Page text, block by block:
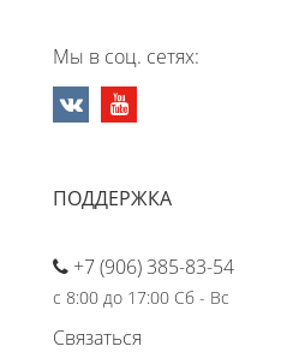
Мы в соц. сетях:
ПОДДЕРЖКА
+7 (906) 385-83-54
с 8:00 до 17:00 Сб - Вс
Связаться